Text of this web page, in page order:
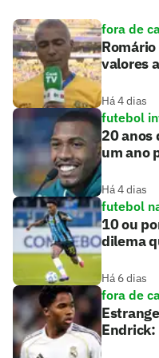
fora de
valores
Há 4 dias
futebol
20 anos
um ano
Há 4 dias
futebol
10 ou
dilema
Há 6 dias
fora de
Endrick: